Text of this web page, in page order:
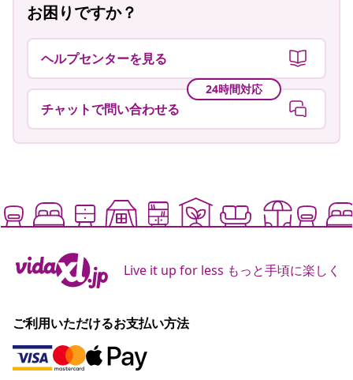
お困りですか？
ヘルプセンターを見る
24時間対応
チャットで問い合わせる
Live it up for less もっと手頃に楽しく
ご利用いただけるお支払い方法